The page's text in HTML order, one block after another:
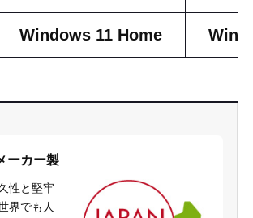
Windows 11 Home
ーカー製
性と堅牢
界でも人